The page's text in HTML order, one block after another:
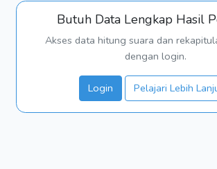
Butuh Data Lengkap Hasil
Akses data hitung suara dan
dengan login.
Login Pelajari Lebih